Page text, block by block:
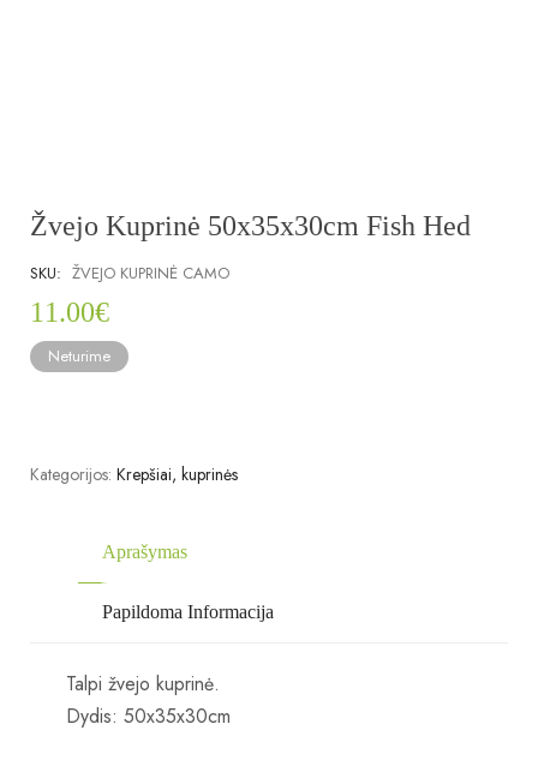
Žvejo Kuprinė 50x35x30cm Fish Hed
SKU: ŽVEJO KUPRINĖ CAMO
11.00€
Neturime
Kategorijos: Krepšiai, kuprinės
Aprašymas
Papildoma Informacija
Talpi žvejo kuprinė.
Dydis: 50x35x30cm